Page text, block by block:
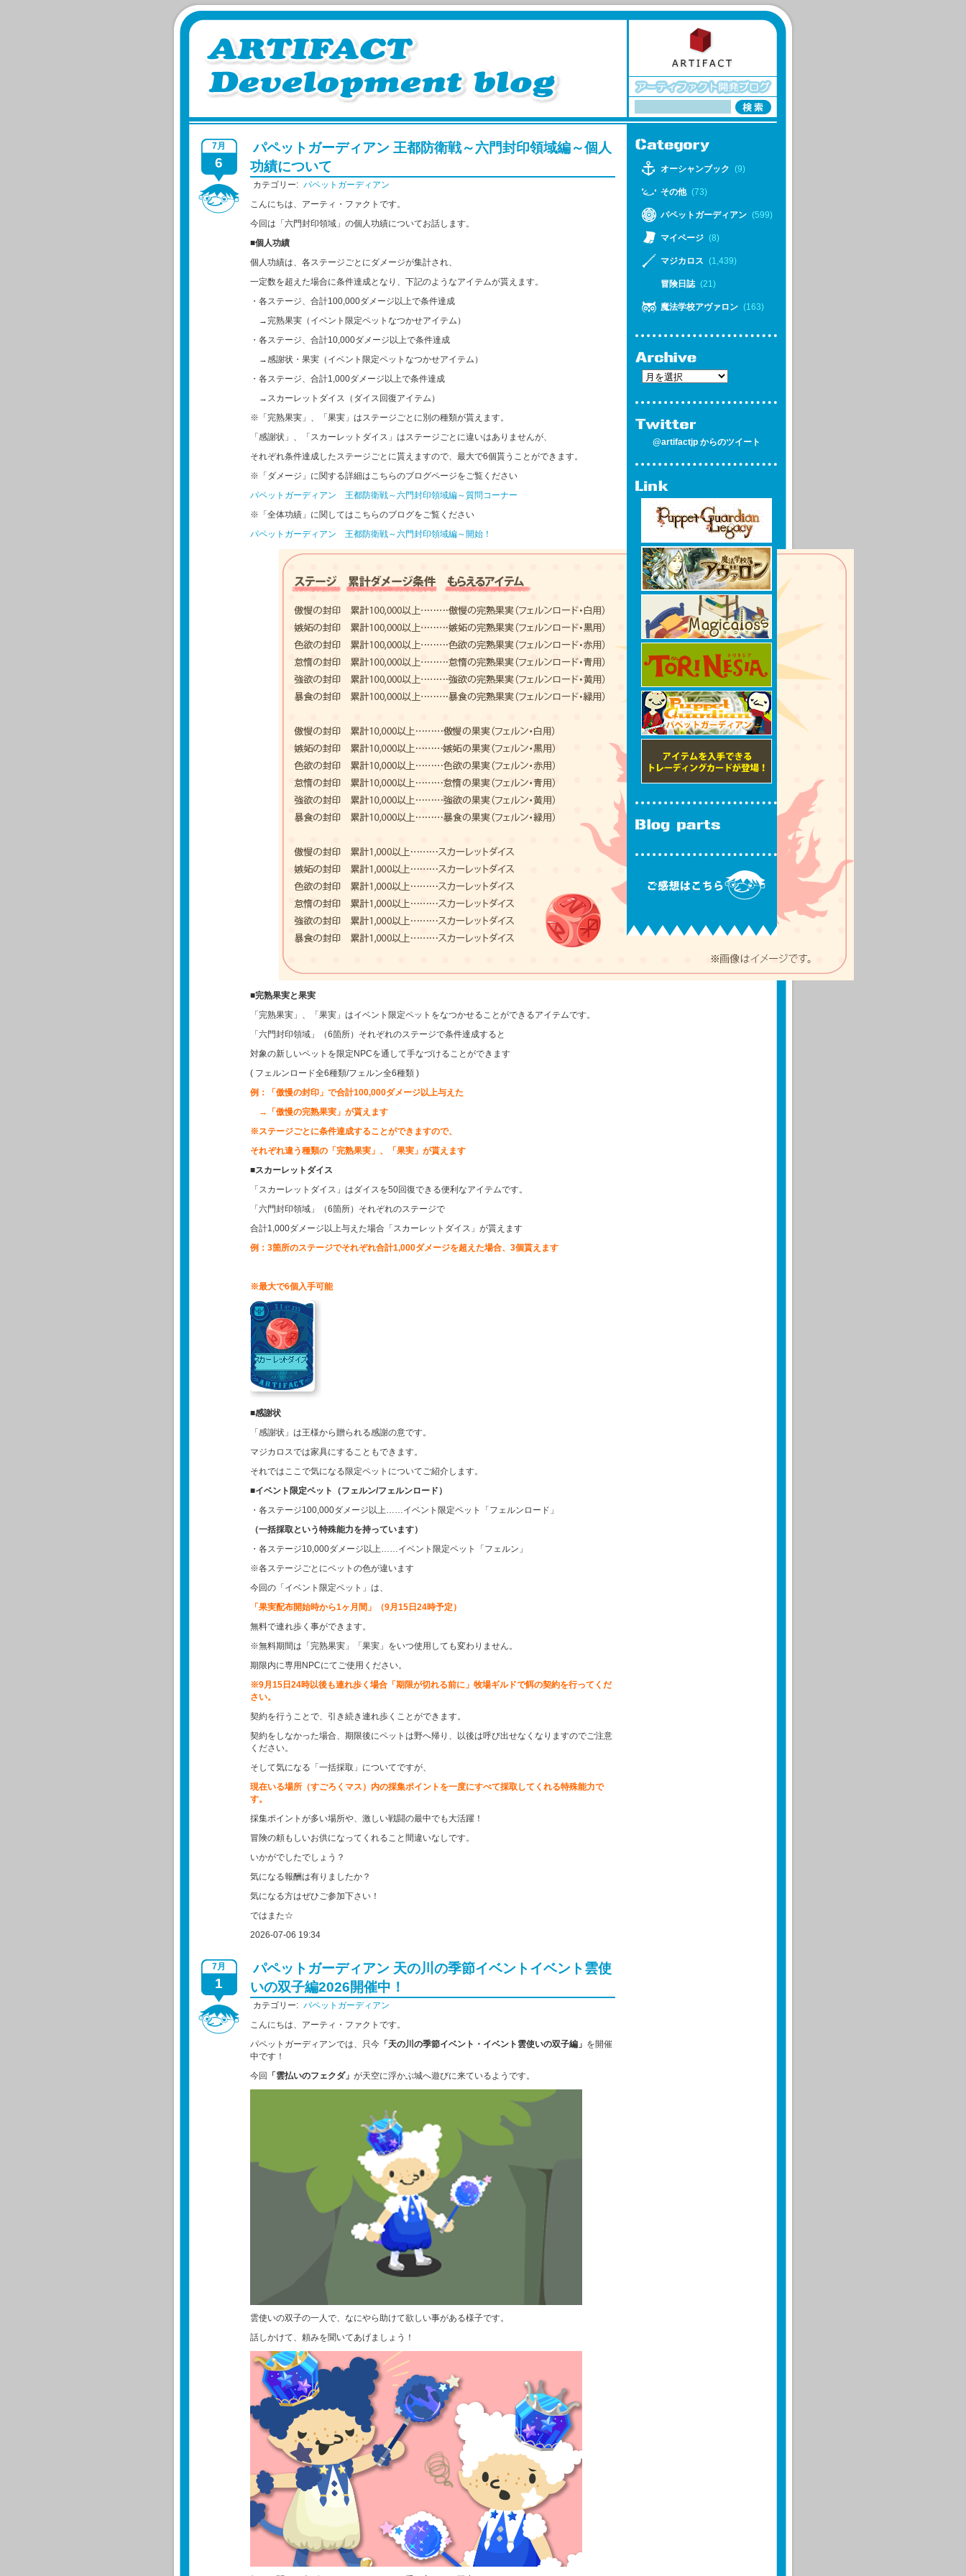
7月
6
パペットガーディアン 王都防衛戦～六門封印領域編～個人
功績について
カテゴリー: パペットガーディアン
こんにちは、アーティ・ファクトです。
今回は「六門封印領域」の個人功績についてお話します。
■個人功績
個人功績は、各ステージごとにダメージが集計され、
一定数を超えた場合に条件達成となり、下記のようなアイテムが貰えます。
・各ステージ、合計100,000ダメージ以上で条件達成
→完熟果実（イベント限定ペットなつかせアイテム）
・各ステージ、合計10,000ダメージ以上で条件達成
→感謝状・果実（イベント限定ペットなつかせアイテム）
・各ステージ、合計1,000ダメージ以上で条件達成
→スカーレットダイス（ダイス回復アイテム）
※「完熟果実」、「果実」はステージごとに別の種類が貰えます。
「感謝状」、「スカーレットダイス」はステージごとに違いはありませんが、
それぞれ条件達成したステージごとに貰えますので、最大で6個貰うことができます。
※「ダメージ」に関する詳細はこちらのブログページをご覧ください
パペットガーディアン 王都防衛戦～六門封印領域編～質問コーナー
※「全体功績」に関してはこちらのブログをご覧ください
パペットガーディアン 王都防衛戦～六門封印領域編～開始！
■完熟果実と果実
「完熟果実」、「果実」はイベント限定ペットをなつかせることができるアイテムです。
「六門封印領域」（6箇所）それぞれのステージで条件達成すると
対象の新しいペットを限定NPCを通して手なづけることができます
( フェルンロード全6種類/フェルン全6種類 )
例：「傲慢の封印」で合計100,000ダメージ以上与えた
→「傲慢の完熟果実」が貰えます
※ステージごとに条件達成することができますので、
それぞれ違う種類の「完熟果実」、「果実」が貰えます
■スカーレットダイス
「スカーレットダイス」はダイスを50回復できる便利なアイテムです。
「六門封印領域」（6箇所）それぞれのステージで
合計1,000ダメージ以上与えた場合「スカーレットダイス」が貰えます
例：3箇所のステージでそれぞれ合計1,000ダメージを超えた場合、3個貰えます
※最大で6個入手可能
■感謝状
「感謝状」は王様から贈られる感謝の意です。
マジカロスでは家具にすることもできます。
それではここで気になる限定ペットについてご紹介します。
■イベント限定ペット（フェルン/フェルンロード）
・各ステージ100,000ダメージ以上……イベント限定ペット「フェルンロード」
（一括採取という特殊能力を持っています）
・各ステージ10,000ダメージ以上……イベント限定ペット「フェルン」
※各ステージごとにペットの色が違います
今回の「イベント限定ペット」は、
「果実配布開始時から1ヶ月間」（9月15日24時予定）
無料で連れ歩く事ができます。
※無料期間は「完熟果実」「果実」をいつ使用しても変わりません。
期限内に専用NPCにてご使用ください。
※9月15日24時以後も連れ歩く場合「期限が切れる前に」牧場ギルドで餌の契約を行ってくだ
さい。
契約を行うことで、引き続き連れ歩くことができます。
契約をしなかった場合、期限後にペットは野へ帰り、以後は呼び出せなくなりますのでご注意
ください。
そして気になる「一括採取」についてですが、
現在いる場所（すごろくマス）内の採集ポイントを一度にすべて採取してくれる特殊能力で
す。
採集ポイントが多い場所や、激しい戦闘の最中でも大活躍！
冒険の頼もしいお供になってくれること間違いなしです。
いかがでしたでしょう？
気になる報酬は有りましたか？
気になる方はぜひご参加下さい！
ではまた☆
2026-07-06 19:34
7月
1
パペットガーディアン 天の川の季節イベントイベント雲使
いの双子編2026開催中！
カテゴリー: パペットガーディアン
こんにちは、アーティ・ファクトです。
パペットガーディアンでは、只今 「天の川の季節イベント・イベント雲使いの双子編」 を開催
中です！
今回 「雲払いのフェクダ」 が天空に浮かぶ城へ遊びに来ているようです。
雲使いの双子の一人で、なにやら助けて欲しい事がある様子です。
話しかけて、頼みを聞いてあげましょう！
オーシャンブック (9)
その他 (73)
パペットガーディアン (599)
マイページ (8)
マジカロス (1,439)
冒険日誌 (21)
魔法学校アヴァロン (163)
@artifactjp からのツイート